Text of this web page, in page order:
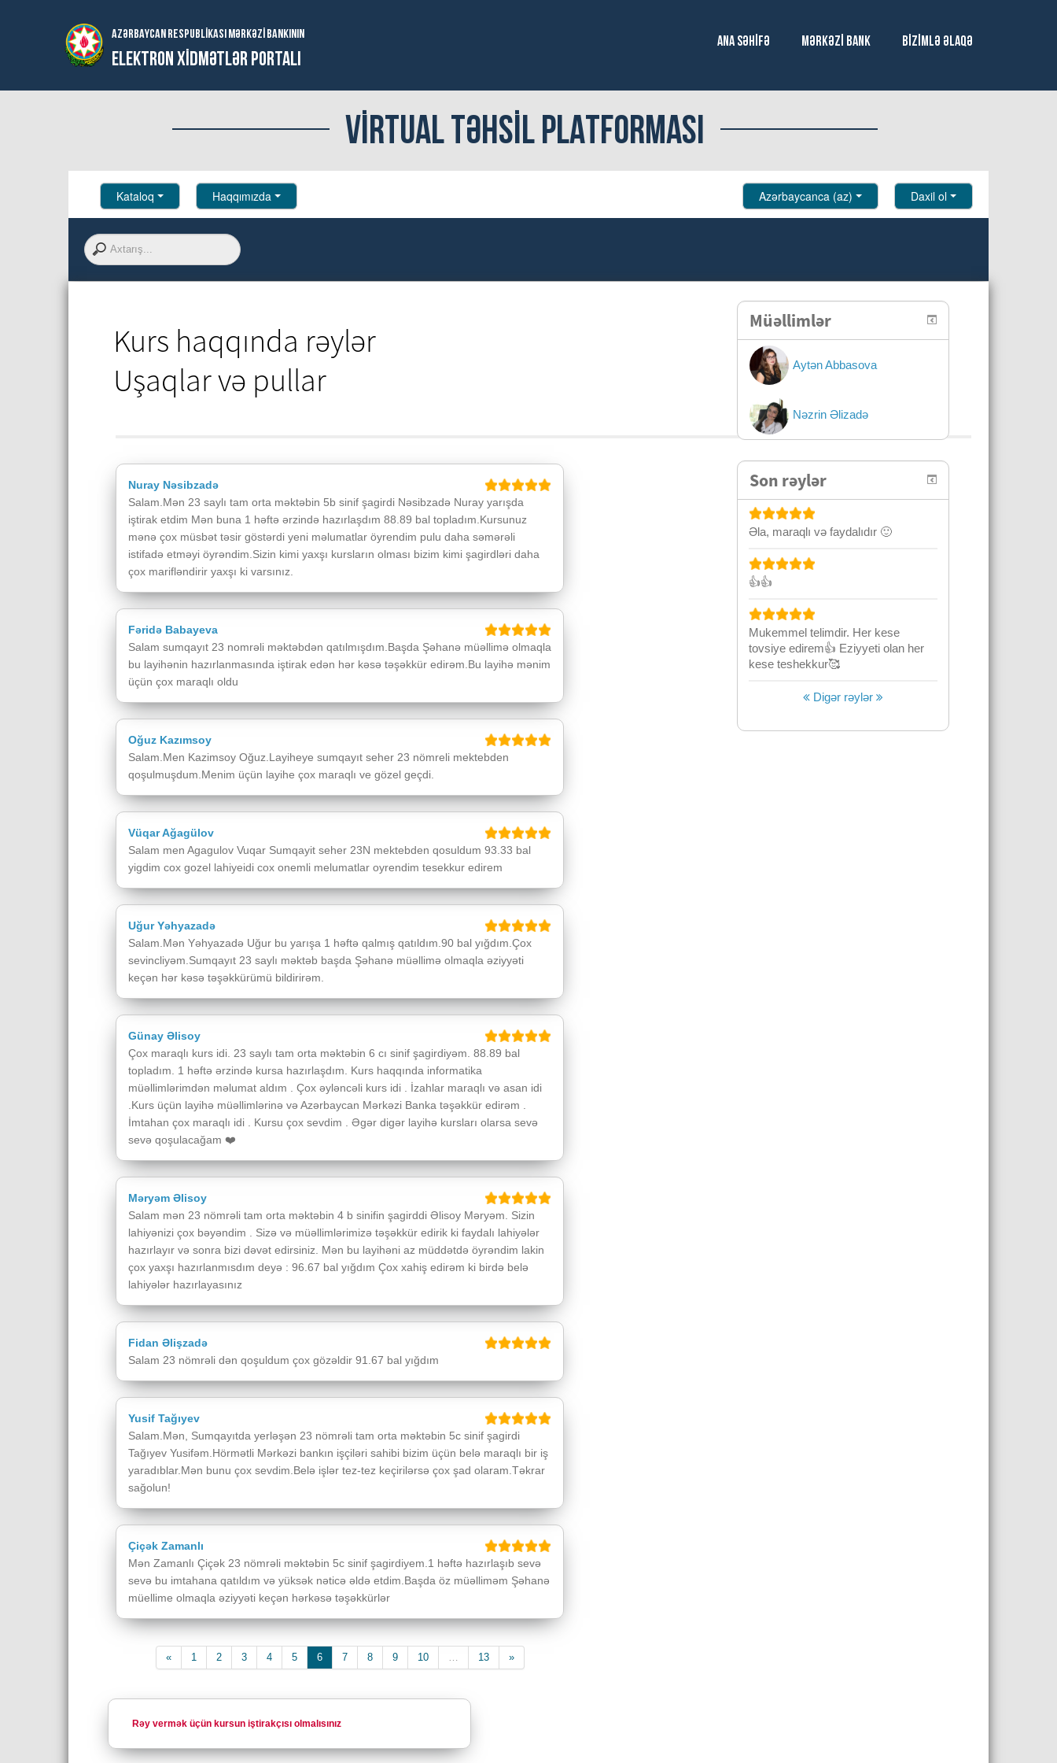
AZƏRBAYCAN RESPUBLIKASI MƏRKƏZI BANKININ
ELEKTRON XİDMƏTLƏR PORTALI
ANA SƏHİFƏ Mərkəzİ Bank BİZİMLƏ ƏLAQƏ
VİRTUAL TƏHSİL PLATFORMASI
Kataloq Haqqımızda Azərbaycanca ‎(az)‎ Daxil ol
Kurs haqqında rəylər
Uşaqlar və pullar
Nuray Nəsibzadə
Salam.Mən 23 saylı tam orta məktəbin 5b sinif şagirdi Nəsibzadə Nuray yarışda
iştirak etdim Mən buna 1 həftə ərzində hazırlaşdım 88.89 bal topladım.Kursunuz
mənə çox müsbət təsir göstərdi yeni məlumatlar öyrendim pulu daha səmərəli
istifadə etməyi öyrəndim.Sizin kimi yaxşı kursların olması bizim kimi şagirdləri daha
çox marifləndirir yaxşı ki varsınız.
Fəridə Babayeva
Salam sumqayıt 23 nomrəli məktəbdən qatılmışdım.Başda Şəhanə müəllimə olmaqla
bu layihənin hazırlanmasında iştirak edən hər kəsə təşəkkür edirəm.Bu layihə mənim
üçün çox maraqlı oldu
Oğuz Kazımsoy
Salam.Men Kazimsoy Oğuz.Layiheye sumqayıt seher 23 nömreli mektebden
qoşulmuşdum.Menim üçün layihe çox maraqlı ve gözel geçdi.
Vüqar Ağagülov
Salam men Agagulov Vuqar Sumqayit seher 23N mektebden qosuldum 93.33 bal
yigdim cox gozel lahiyeidi cox onemli melumatlar oyrendim tesekkur edirem
Uğur Yəhyazadə
Salam.Mən Yəhyazadə Uğur bu yarışa 1 həftə qalmış qatıldım.90 bal yığdım.Çox
sevincliyəm.Sumqayıt 23 saylı məktəb başda Şəhanə müəllimə olmaqla əziyyəti
keçən hər kəsə təşəkkürümü bildirirəm.
Günay Əlisoy
Çox maraqlı kurs idi. 23 saylı tam orta məktəbin 6 cı sinif şagirdiyəm. 88.89 bal
topladım. 1 həftə ərzində kursa hazırlaşdım. Kurs haqqında informatika
müəllimlərimdən məlumat aldım . Çox əyləncəli kurs idi . İzahlar maraqlı və asan idi
.Kurs üçün layihə müəllimlərinə və Azərbaycan Mərkəzi Banka təşəkkür edirəm .
İmtahan çox maraqlı idi . Kursu çox sevdim . Əgər digər layihə kursları olarsa sevə
sevə qoşulacağam ❤️
Məryəm Əlisoy
Salam mən 23 nömrəli tam orta məktəbin 4 b sinifin şagirddi Əlisoy Məryəm. Sizin
lahiyənizi çox bəyəndim . Sizə və müəllimlərimizə təşəkkür edirik ki faydalı lahiyələr
hazırlayır və sonra bizi dəvət edirsiniz. Mən bu layihəni az müddətdə öyrəndim lakin
çox yaxşı hazırlanmısdım deyə : 96.67 bal yığdım Çox xahiş edirəm ki birdə belə
lahiyələr hazırlayasınız
Fidan Əlişzadə
Salam 23 nömrəli dən qoşuldum çox gözəldir 91.67 bal yığdım
Yusif Tağıyev
Salam.Mən, Sumqayıtda yerləşən 23 nömrəli tam orta məktəbin 5c sinif şagirdi
Tağıyev Yusifəm.Hörmətli Mərkəzi bankın işçiləri sahibi bizim üçün belə maraqlı bir iş
yaradıblar.Mən bunu çox sevdim.Belə işlər tez-tez keçirilərsə çox şad olaram.Təkrar
sağolun!
Çiçək Zamanlı
Mən Zamanlı Çiçək 23 nömrəli məktəbin 5c sinif şagirdiyem.1 həftə hazırlaşıb sevə
sevə bu imtahana qatıldım və yüksək nəticə əldə etdim.Başda öz müəlliməm Şəhanə
müellime olmaqla əziyyəti keçən hərkəsə təşəkkürlər
«Əvvələ
1 2 3 4 5 6(current)
7 8 9 10 13 »Növbəti
Rəy vermək üçün kursun iştirakçısı olmalısınız
Müəllimlər
Aytən Abbasova
Nəzrin Əlizadə
Son rəylər
Əla, maraqlı və faydalıdır 🙂
👍👍
Mukemmel telimdir. Her kese
tovsiye edirem👍 Eziyyeti olan her
kese teshekkur🥰
Digər rəylər